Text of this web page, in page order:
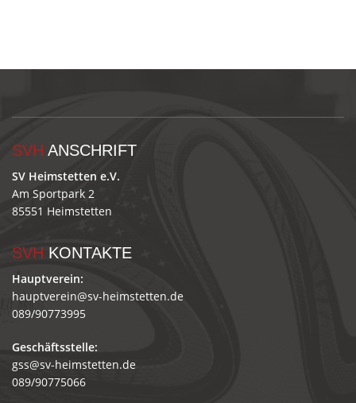
SVH ANSCHRIFT
SV Heimstetten e.V.
Am Sportpark 2
85551 Heimstetten
SVH KONTAKTE
Hauptverein:
hauptverein@sv-heimstetten.de
089/90773995
Geschäftsstelle:
gss@sv-heimstetten.de
089/90775066